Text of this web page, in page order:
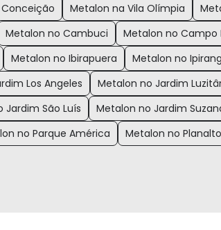
Metalon na Vila Olímpia
Metalon no Cambuci Metalon no Campo
Metalon no Ibirapuera Metalon no
Los Angeles Metalon no Jardim
Jardim São Luís Metalon no Jardim
no Parque América Metalon no